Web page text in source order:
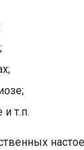
и т.п.